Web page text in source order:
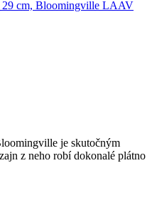
je skutočným
z neho robí dokonalé plátno